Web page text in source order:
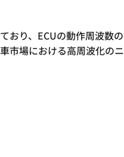
おり、ECUの動作周波
場における高周波化のニ